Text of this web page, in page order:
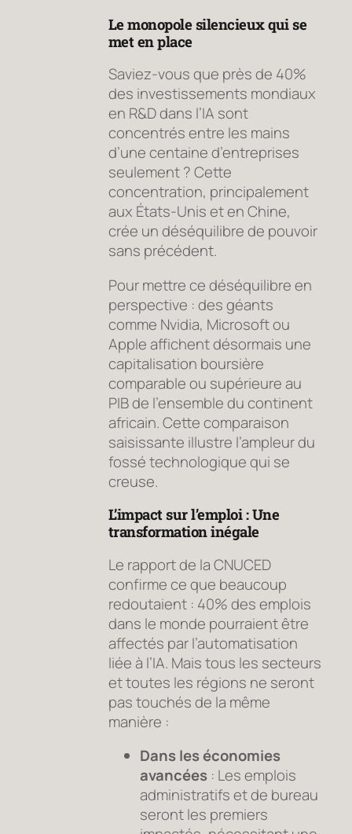
Le monopole silencieux qui se
met en place
Saviez-vous que près de 40%
des investissements mondiaux
en R&D dans l’IA sont
concentrés entre les mains
d’une centaine d’entreprises
seulement ? Cette
concentration, principalement
aux États-Unis et en Chine,
crée un déséquilibre de pouvoir
sans précédent.
Pour mettre ce déséquilibre en
perspective : des géants
comme Nvidia, Microsoft ou
Apple affichent désormais une
capitalisation boursière
comparable ou supérieure au
PIB de l’ensemble du continent
africain. Cette comparaison
saisissante illustre l’ampleur du
fossé technologique qui se
creuse.
L’impact sur l’emploi : Une
transformation inégale
Le rapport de la CNUCED
confirme ce que beaucoup
redoutaient : 40% des emplois
dans le monde pourraient être
affectés par l’automatisation
liée à l’IA. Mais tous les secteurs
et toutes les régions ne seront
pas touchés de la même
manière :
Dans les économies
avancées: Les emplois
administratifs et de bureau
seront les premiers